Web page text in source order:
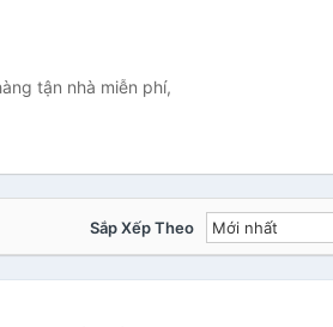
tận nhà miễn phí,
Sắp Xếp Theo